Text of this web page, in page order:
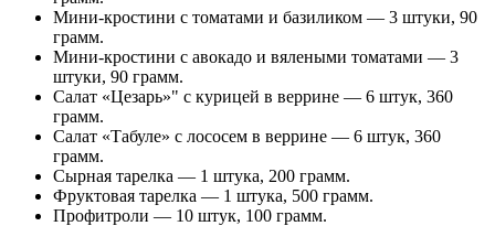
Мини-кростини с томатами и базиликом — 3 штуки, 90
грамм.
Мини-кростини с авокадо и вялеными томатами — 3
штуки, 90 грамм.
Салат «Цезарь»" с курицей в веррине — 6 штук, 360
грамм.
Салат «Табуле» с лососем в веррине — 6 штук, 360
грамм.
Сырная тарелка — 1 штука, 200 грамм.
Фруктовая тарелка — 1 штука, 500 грамм.
Профитроли — 10 штук, 100 грамм.